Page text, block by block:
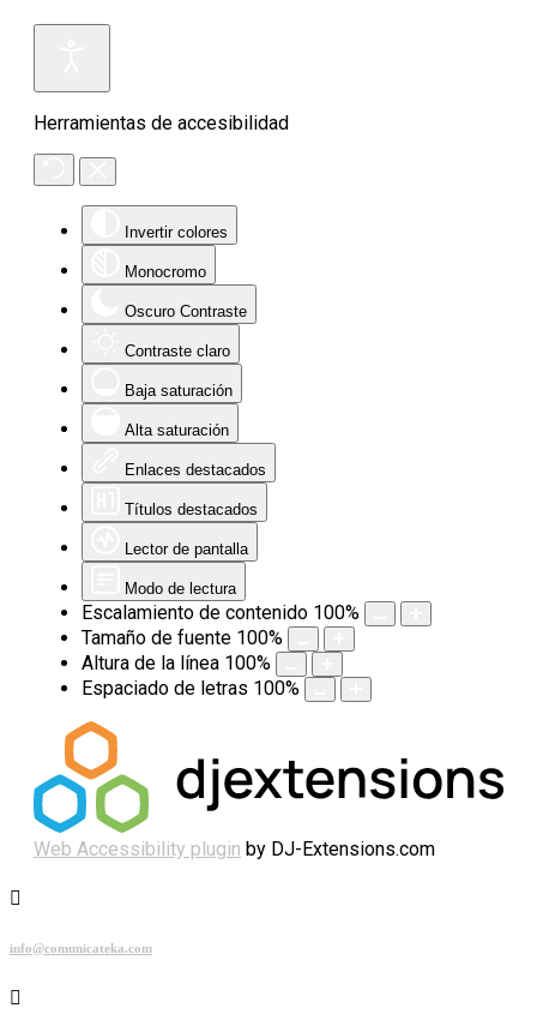
Herramientas de accesibilidad
Invertir colores
Monocromo
Oscuro Contraste
Contraste claro
Baja saturación
Alta saturación
Enlaces destacados
Títulos destacados
Lector de pantalla
Modo de lectura
Escalamiento de contenido 100%
Tamaño de fuente 100%
Altura de la línea 100%
Espaciado de letras 100%
Web Accessibility plugin by DJ-Extensions.com
Skip
info@comunicateka.com